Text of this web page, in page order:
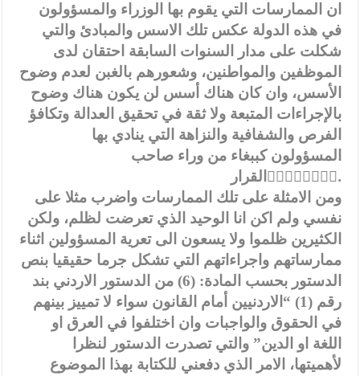
ان الممارسات التي يقوم بها الوزراء والمسؤولون
في هذه الدولة عكس تلك الاسس والمبادئ والتي
شكلت على مدار السنوات السابقة احتقان لدى
الموظفين والمواطنين، وشعورهم بالغبن لعدم وضوح
الأسس، وان كان هناك أسس لن يكون هناك وضوح
بالإجراءات المتبعة ولا ثقة في تحقيق العدالة وتكافؤ
الفرص والشفافية والنزاهة التي ينادي بها
المسؤولون كببغاء من وراء صاحب
القرار.ِِِِِِِِ
ومن الامثلة على تلك الممارسات واضرب مثلا على
نفسي ولم اكن انا الوحيد الذي تعرضت لظلم، ولكن
الكثيرين ظلموا ولا يسعون الى تعرية المسؤولين اثناء
ممارساتهم واجراءاتهم التي تشكل جرما حقيقيا بنص
الدستور بحسب المادة: (6) من الدستور الاردني بند
رقم (1) “الاردنيين أمام القانون سواء لا تمييز بينهم
في الحقوق والواجبات وان اختلفوا في العرق او
اللغة او الدين” والتي تصدرت الدستور لنظرا
لأهميتها، الامر الذي دفعني للكتابة بهذا الموضوع